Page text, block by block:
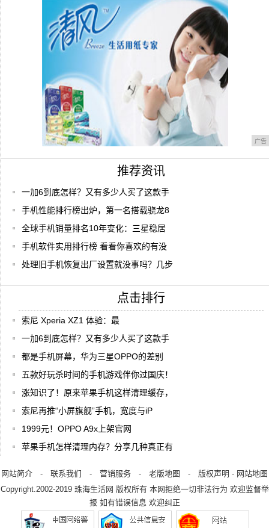
手机性能排行榜出炉，第一名搭载骁龙
广告
推荐资讯
一加6到底怎样？又有多少人买了这款手
手机性能排行榜出炉，第一名搭载骁龙8
全球手机销量排名10年变化：三星稳居
手机软件实用排行榜 看看你喜欢的有没
处理旧手机恢复出厂设置就没事吗？几步
点击排行
索尼 Xperia XZ1 体验：最
一加6到底怎样？又有多少人买了这款手
都是手机屏幕，华为三星OPPO的差别
五款好玩杀时间的手机游戏伴你过国庆！
涨知识了！原来苹果手机这样清理缓存，
索尼再推“小屏旗舰”手机，宽度与iP
1999元！OPPO A9x上架官网
苹果手机怎样清理内存？分享几种真正有
网站简介 - 联系我们 - 营销服务 - 老版地图 - 版权声明 - 网站地图
Copyright.2002-2019 珠海生活网 版权所有 本网拒绝一切非法行为 欢迎监督举
报 如有错误信息 欢迎纠正